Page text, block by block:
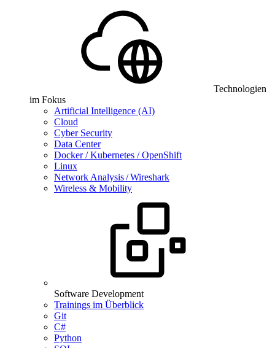
Technologien
im Fokus
Artificial Intelligence (AI)
Cloud
Cyber Security
Data Center
Docker / Kubernetes / OpenShift
Linux
Network Analysis / Wireshark
Wireless & Mobility
Software Development
Trainings im Überblick
Git
C#
Python